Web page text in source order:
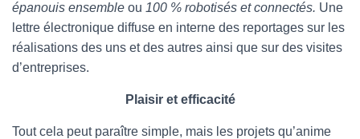
épanouis ensemble ou 100 % robotisés et connectés. Une
lettre électronique diffuse en interne des reportages sur les
réalisations des uns et des autres ainsi que sur des visites
d’entreprises.
Plaisir et efficacité
Tout cela peut paraître simple, mais les projets qu’anime